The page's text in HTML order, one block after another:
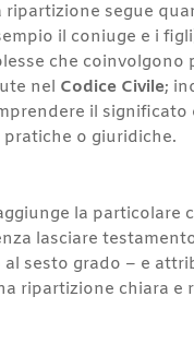
segue
il coniuge e i
che coinvolgono
nel Codice Civile;
il significato
o giuridiche.
la particolare
lasciare
sesto grado – e
ripartizione chiara e